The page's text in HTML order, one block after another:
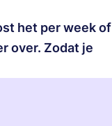
het per week of
over. Zodat je